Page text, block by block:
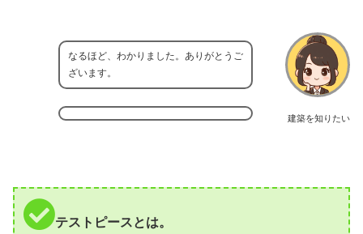
建築を知りたい
なるほど、わかりました。ありがとうご
ざいます。
テストピースとは。